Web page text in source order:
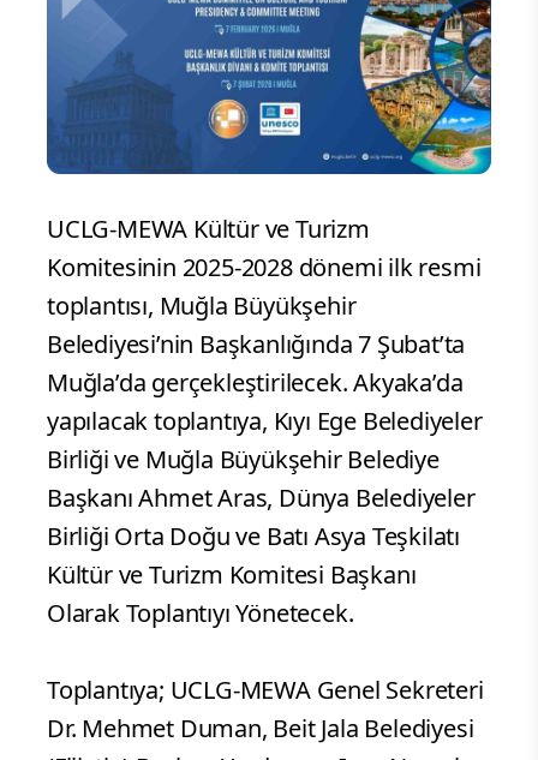
UCLG-MEWA Kültür ve Turizm
Komitesinin 2025-2028 dönemi ilk resmi
toplantısı, Muğla Büyükşehir
Belediyesi’nin Başkanlığında 7 Şubat’ta
Muğla’da gerçekleştirilecek. Akyaka’da
yapılacak toplantıya, Kıyı Ege Belediyeler
Birliği ve Muğla Büyükşehir Belediye
Başkanı Ahmet Aras, Dünya Belediyeler
Birliği Orta Doğu ve Batı Asya Teşkilatı
Kültür ve Turizm Komitesi Başkanı
Olarak Toplantıyı Yönetecek.
Toplantıya; UCLG-MEWA Genel Sekreteri
Dr. Mehmet Duman, Beit Jala Belediyesi